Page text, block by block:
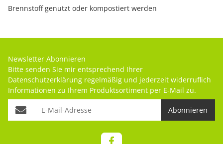
Brennstoff genutzt oder kompostiert werden
Newsletter Abonnieren
Bitte senden Sie mir entsprechend Ihrer
Datenschutzerklärung regelmäßig und jederzeit widerruflich
Informationen zu Ihrem Produktsortiment per E-Mail zu.
Abonnieren